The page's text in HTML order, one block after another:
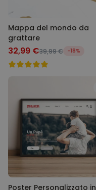
Mappa del mondo da
grattare
32,99 €39,99 € -18%
Poster Personalizzato in